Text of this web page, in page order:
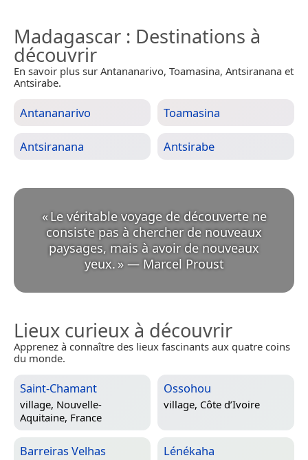
Madagascar : Destinations à
découvrir
En savoir plus sur Antananarivo, Toamasina, Antsiranana et
Antsirabe.
Antananarivo Toamasina
Antsiranana Antsirabe
«Le véritable voyage de découverte ne
consiste pas à chercher de nouveaux
paysages, mais à avoir de nouveaux
yeux. » — Marcel Proust
Lieux curieux à découvrir
Apprenez à connaître des lieux fascinants aux quatre coins
du monde.
Saint-Chamant
village, Nouvelle-
Aquitaine, France
Ossohou
village, Côte d’Ivoire
Barreiras Velhas Lénékaha